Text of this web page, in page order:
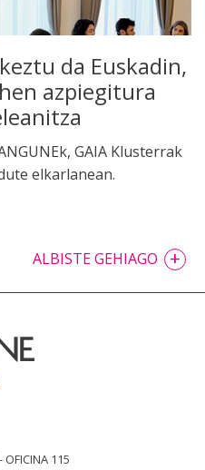
da Euskadin,
azpiegitura
GAIA Klusterrak
elkarlanean.
ALBISTE GEHIAGO +
OFICINA 115